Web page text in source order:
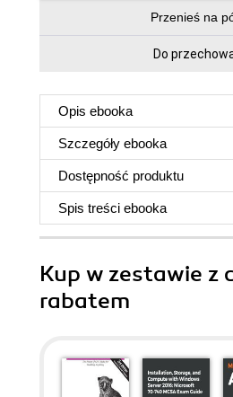
Przenieś na
Do
Opis ebooka
Szczegóły ebooka
Dostępność produktu
Spis treści ebooka
Kup w zestawie z
rabatem